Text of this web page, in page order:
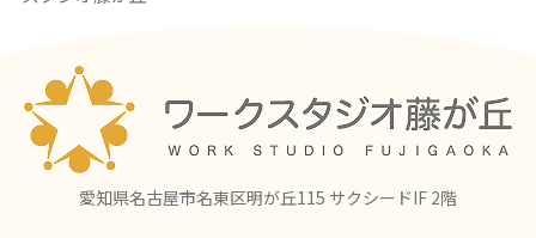
愛知県名古屋市名東区明が丘115 サクシードIF 2階